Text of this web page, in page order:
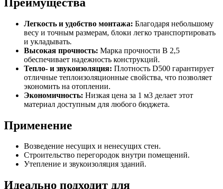
Легкость и удобство монтажа: Благодаря небольшому
весу и точным размерам, блоки легко транспортировать
и укладывать.
Высокая прочность: Марка прочности B 2,5
обеспечивает надежность конструкций.
Тепло- и звукоизоляция: Плотность D500 гарантирует
отличные теплоизоляционные свойства, что позволяет
экономить на отоплении.
Экономичность: Низкая цена за 1 м3 делает этот
материал доступным для любого бюджета.
Применение
Возведение несущих и ненесущих стен.
Строительство перегородок внутри помещений.
Утепление и звукоизоляция зданий.
Идеально подходит для